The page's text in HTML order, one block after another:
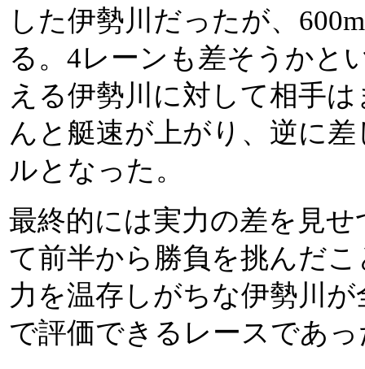
した伊勢川だったが、
る。4レーンも差そうかと
える伊勢川に対して相手
んと艇速が上がり、逆に
ルとなった。
最終的には実力の差を見
て前半から勝負を挑んだ
力を温存しがちな伊勢川
で評価できるレースであ